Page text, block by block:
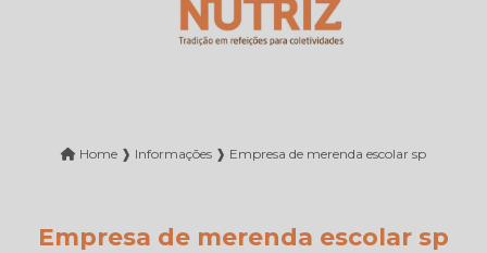
Home ❱ Informações ❱ Empresa de merenda escolar sp
Empresa de merenda escolar sp